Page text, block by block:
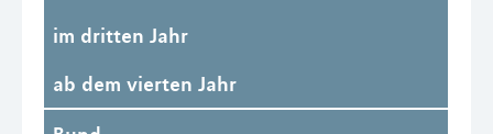
im dritten Jahr
ab dem vierten Jahr